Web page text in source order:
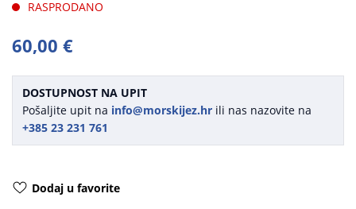
RASPRODANO
60,00 €
DOSTUPNOST NA UPIT
Pošaljite upit na info@morskijez.hr ili nas nazovite na
+385 23 231 761
Dodaj u favorite